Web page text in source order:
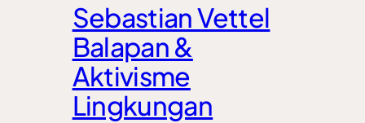
Sebastian Vettel
Balapan &
Aktivisme
Lingkungan